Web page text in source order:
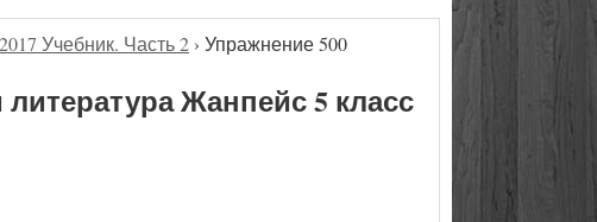
Учебник. Часть 2 › Упражнение 500
Жанпейс 5 класс